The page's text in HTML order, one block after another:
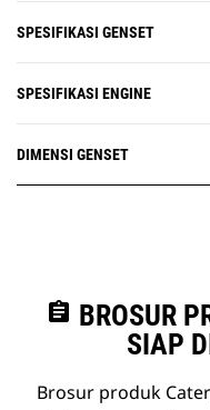
SPESIFIKASI GENSET
SPESIFIKASI ENGINE
DIMENSI GENSET
assignment BROSUR
SIAP
Brosur produk